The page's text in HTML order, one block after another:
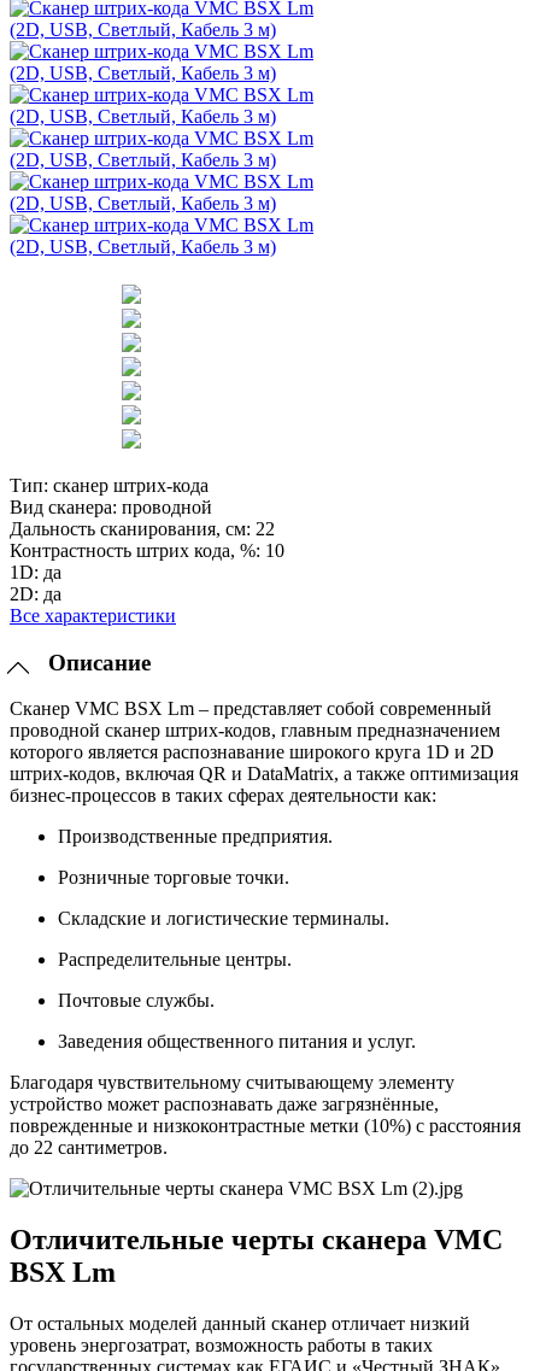
Тип: сканер штрих-кода
Вид сканера: проводной
Дальность сканирования, см: 22
Контрастность штрих кода, %: 10
1D: да
2D: да
Все характеристики
Описание
Сканер VMC BSX Lm – представляет собой современный
проводной сканер штрих-кодов, главным предназначением
которого является распознавание широкого круга 1D и 2D
штрих-кодов, включая QR и DataMatrix, а также оптимизация
бизнес-процессов в таких сферах деятельности как:
Производственные предприятия.
Розничные торговые точки.
Складские и логистические терминалы.
Распределительные центры.
Почтовые службы.
Заведения общественного питания и услуг.
Благодаря чувствительному считывающему элементу
устройство может распознавать даже загрязнённые,
поврежденные и низкоконтрастные метки (10%) с расстояния
до 22 сантиметров.
Отличительные черты сканера VMC
BSX Lm
От остальных моделей данный сканер отличает низкий
уровень энергозатрат, возможность работы в таких